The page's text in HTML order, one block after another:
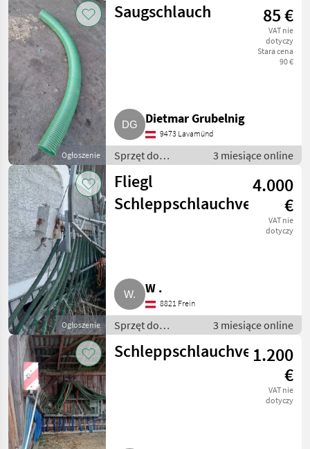
Ogłoszenie
Saugschlauch 85 €
VAT nie
dotyczy
Stara cena
90 €
Dietmar Grubelnig
9473 Lavamünd
Sprzęt do
nawożenia i
nawadniania /
Wąż - do
gnojowicy
3 miesiące online
Ogłoszenie
Fliegl
Schleppschlauchverteiler
4.000
€
VAT nie
dotyczy
W .
8821 Frein
Sprzęt do
nawożenia i
nawadniania /
3 miesiące online
Schleppschlauchverteiler
1.200
€
VAT nie
dotyczy